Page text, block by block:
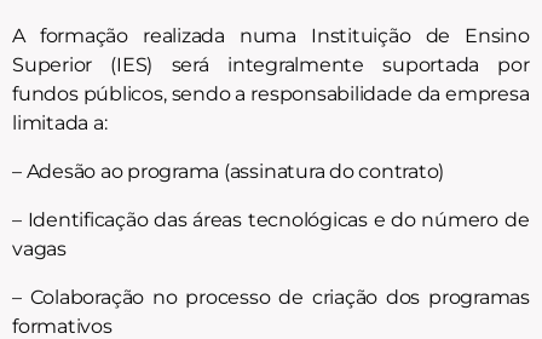
A formação realizada numa Instituição de Ensino
Superior (IES) será integralmente suportada por
fundos públicos, sendo a responsabilidade da empresa
limitada a:
– Adesão ao programa (assinatura do contrato)
– Identificação das áreas tecnológicas e do número de
vagas
– Colaboração no processo de criação dos programas
formativos